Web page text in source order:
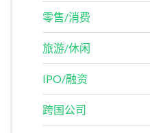
零售/消费
旅游/休闲
IPO/融资
跨国公司